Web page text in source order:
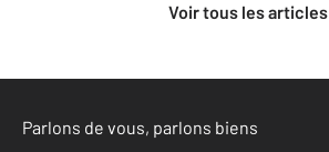
Voir tous les articles
Parlons de vous, parlons biens